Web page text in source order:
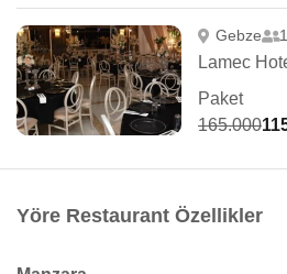
Gebze
Paket
165.000
Yöre Restaurant Özellikler